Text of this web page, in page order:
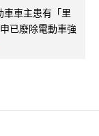
車車主患有「里
已廢除電動車強